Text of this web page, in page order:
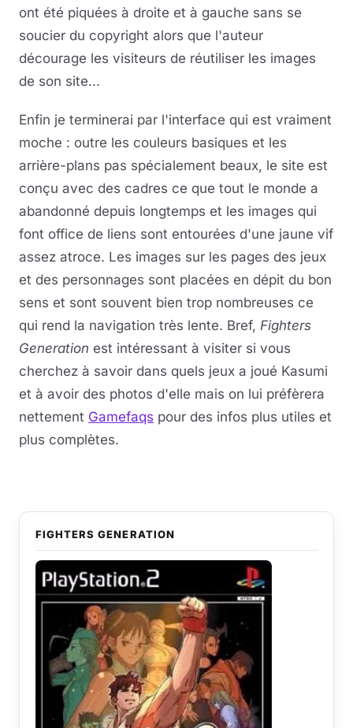
ont été piquées à droite et à gauche sans se
soucier du copyright alors que l'auteur
décourage les visiteurs de réutiliser les images
de son site...
Enfin je terminerai par l'interface qui est vraiment
moche : outre les couleurs basiques et les
arrière-plans pas spécialement beaux, le site est
conçu avec des cadres ce que tout le monde a
abandonné depuis longtemps et les images qui
font office de liens sont entourées d'une jaune vif
assez atroce. Les images sur les pages des jeux
et des personnages sont placées en dépit du bon
sens et sont souvent bien trop nombreuses ce
qui rend la navigation très lente. Bref, Fighters
Generation est intéressant à visiter si vous
cherchez à savoir dans quels jeux a joué Kasumi
et à avoir des photos d'elle mais on lui préfèrera
nettement Gamefaqs pour des infos plus utiles et
plus complètes.
FIGHTERS GENERATION